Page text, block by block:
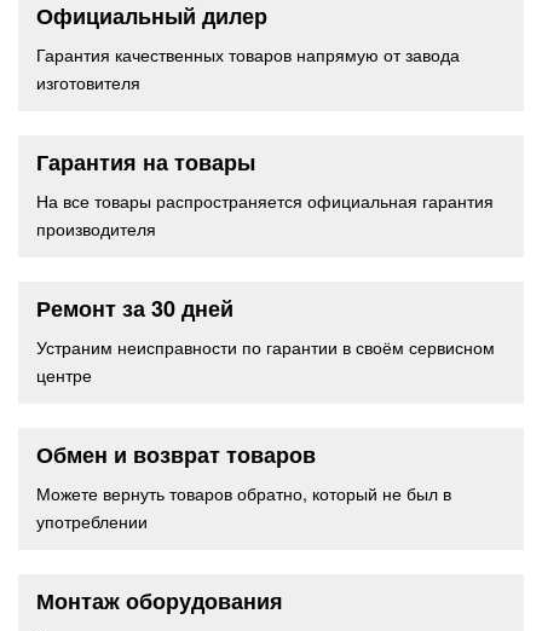
Официальный дилер
Гарантия качественных товаров напрямую от завода
изготовителя
Гарантия на товары
На все товары распространяется официальная гарантия
производителя
Ремонт за 30 дней
Устраним неисправности по гарантии в своём сервисном
центре
Обмен и возврат товаров
Можете вернуть товаров обратно, который не был в
употреблении
Монтаж оборудования